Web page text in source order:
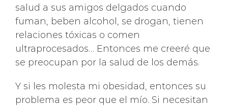
salud a sus amigos delgados cuando
fuman, beben alcohol, se drogan, tienen
relaciones tóxicas o comen
ultraprocesados… Entonces me creeré que
se preocupan por la salud de los demás.
Y si les molesta mi obesidad, entonces su
problema es peor que el mío. Si necesitan